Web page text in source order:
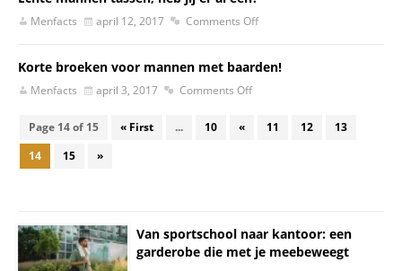
Menfacts april 12, 2017 Comments Off
Korte broeken voor mannen met baarden!
Menfacts april 3, 2017 Comments Off
Page 14 of 15 « First ... 10 « 11 12
13
14
15 »
Van sportschool naar kantoor: een
garderobe die met je meebeweegt